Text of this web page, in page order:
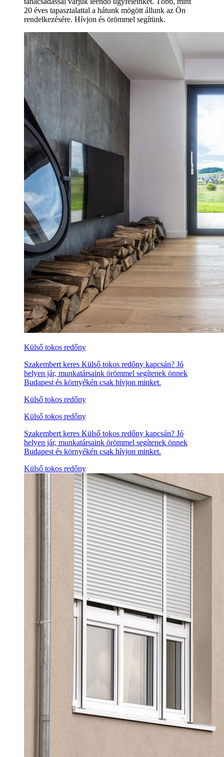
20 éves tapasztalattal a hátunk mögött állunk az Ön
rendelkezésére. Hívjon és örömmel segítünk.
Külső tokos redőny
Szakembert keres Külső tokos redőny kapcsán? Jó
helyen jár, munkatársaink örömmel segítenek önnek
Budapest és környékén csak hívjon minket.
Külső tokos redőny
Külső tokos redőny
Szakembert keres Külső tokos redőny kapcsán? Jó
helyen jár, munkatársaink örömmel segítenek önnek
Budapest és környékén csak hívjon minket.
Külső tokos redőny